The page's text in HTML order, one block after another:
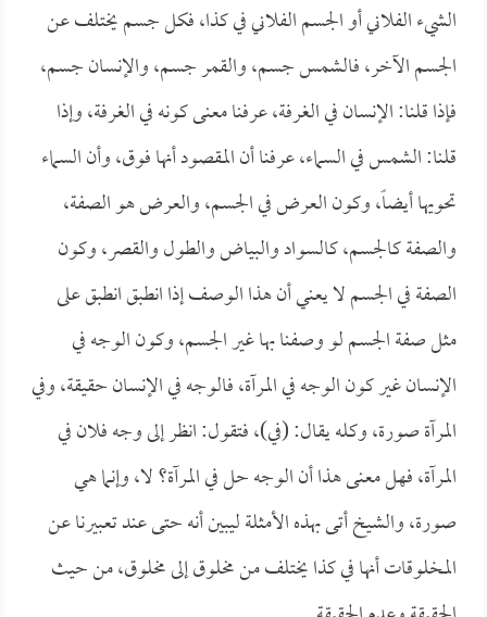
الشيء الفلاني أو الجسم الفلاني في كذا، فكل جسم يختلف عن
الجسم الآخر، فالشمس جسم، والقمر جسم، والإنسان جسم،
فإذا قلنا: الإنسان في الغرفة، عرفنا معنى كونه في الغرفة، وإذا
قلنا: الشمس في السماء، عرفنا أن المقصود أنها فوق، وأن السماء
تحويها أيضاً، وكون العرض في الجسم، والعرض هو الصفة،
والصفة كالجسم، كالسواد والبياض والطول والقصر، وكون
الصفة في الجسم لا يعني أن هذا الوصف إذا انطبق انطبق على
مثل صفة الجسم لو وصفنا بها غير الجسم، وكون الوجه في
الإنسان غير كون الوجه في المرآة، فالوجه في الإنسان حقيقة، وفي
المرآة صورة، وكله يقال: (في)، فتقول: انظر إلى وجه فلان في
المرآة، فهل معنى هذا أن الوجه حل في المرآة؟ لا، وإنما هي
صورة، والشيخ أتى بهذه الأمثلة ليبين أنه حتى عند تعبيرنا عن
المخلوقات أنها في كذا يختلف من مخلوق إلى مخلوق، من حيث